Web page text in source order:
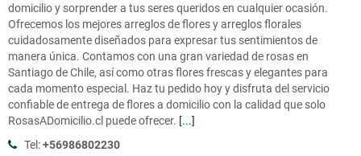
domicilio y sorprender a tus seres queridos en cualquier ocasión.
Ofrecemos los mejores arreglos de flores y arreglos florales
cuidadosamente diseñados para expresar tus sentimientos de
manera única. Contamos con una gran variedad de rosas en
Santiago de Chile, así como otras flores frescas y elegantes para
cada momento especial. Haz tu pedido hoy y disfruta del servicio
confiable de entrega de flores a domicilio con la calidad que solo
RosasADomicilio.cl puede ofrecer. [...]
Tel:+56986802230